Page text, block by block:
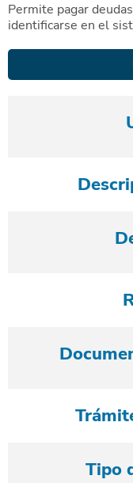
Permite pagar
identificarse en el
Tipo